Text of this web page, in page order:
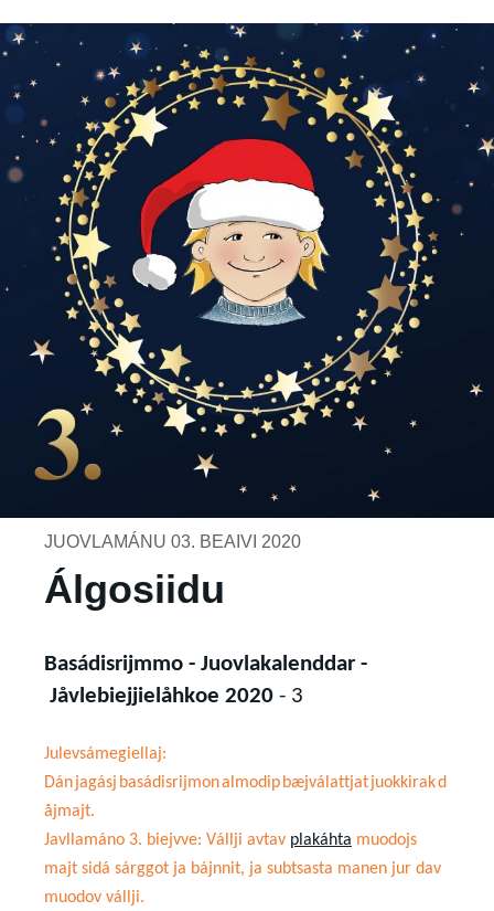
JUOVLAMÁNU 03. BEAIVI 2020
Álgosiidu
Basádisrijmmo - Juovlakalenddar -
Jåvlebiejjielåhkoe 2020 - 3
Julevsámegiellaj:
Dánjagásj basádisrijmonalmodipbæjválattjatjuokkirakd
åjmajt.
Javllamáno 3. biejvve: Vállji avtav plakáhta muodojs
majt sidá sárggot ja bájnnit, ja subtsasta manen jur dav
muodov vállji.